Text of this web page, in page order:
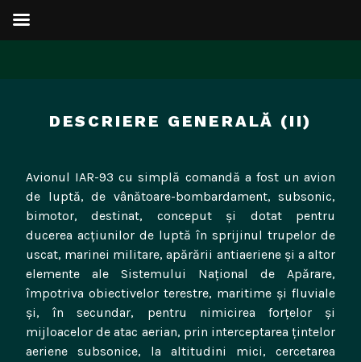
DESCRIERE GENERALĂ (II)
Avionul IAR-93 cu simplă comandă a fost un avion
de luptă, de vânătoare-bombardament, subsonic,
bimotor, destinat, conceput și dotat pentru
ducerea acțiunilor de luptă în sprijinul trupelor de
uscat, marinei militare, apărării antiaeriene și a altor
elemente ale Sistemului Național de Apărare,
împotriva obiectivelor terestre, maritime și fluviale
și, în secundar, pentru nimicirea forțelor și
mijloacelor de atac aerian, prin interceptarea țintelor
aeriene subsonice, la altitudini mici, cercetarea